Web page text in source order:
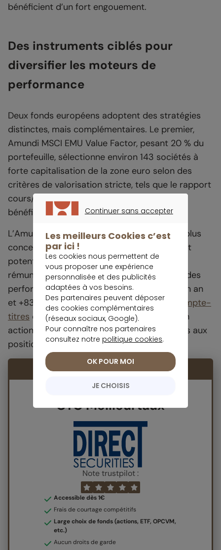
bénéficient d’un fort engouement.
Des instruments ciblés pour
diversifier les moteurs de
performance
Deux fonds européens adoptent des stratégies
distinctes, mais complémentaires. Le premier,
Amundi MSCI EMU Value Factor, pesant 20 % du
portefeuille, sélectionne environ 143 sociétés à
forte capitalisation de la zone euro selon des
critères de valorisation stricte, tels que le rapport
cours/valeur comptable et la trajectoire
bénéficiaire et niveau de distribution.
L’Amundi Stoxx Europe Select Dividend 30, plus
concentré sur une trentaine de valeurs à fort
potentiel distributif, délivre quant à lui une
rémunération proche de 5,8 % par an, avec des
performances exceptionnelles : +32 % sur un an
et +83 % sur trois ans. Accessible via un compte-
titres comme au sein d’un plan d’épargne en
actions, il constitue un excellent contrepoids aux
positions plus offensives du portefeuille.
Le contrat dumoment
CTO Meilleurtaux
Note trustpilot :
Accessible dès 1€
Frais de courtage compétitifs
Large choix de fonds (actions, ETF, OPCVM,
etc.)
Aucun droits de garde
Continuer sans accepter
Les meilleurs Cookies c’est
par ici !
Les cookies nous permettent de
vous proposer une expérience
personnalisée et des publicités
adaptées à vos besoins.
Des partenaires peuvent déposer
des cookies complémentaires
(réseaux sociaux, Google).
Pour connaître nos partenaires
consultez notre politique cookies.
JE CHOISIS
OK POUR MOI